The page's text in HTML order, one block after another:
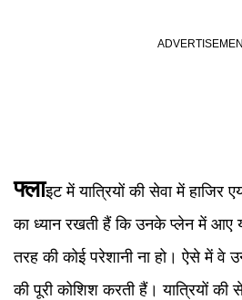
फ्लाइट में यात्रियों की सेवा में हाजिर
का ध्यान रखती हैं कि उनके प्लेन में आए
तरह की कोई परेशानी ना हो। ऐसे में
की पूरी कोशिश करती हैं। यात्रियों की